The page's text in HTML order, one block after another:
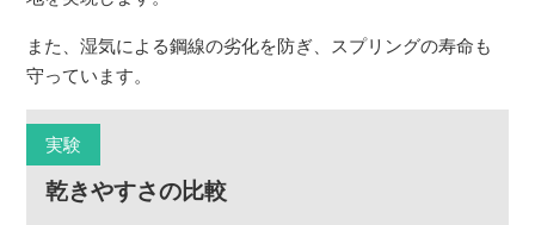
また、湿気による鋼線の劣化を防ぎ、スプリングの寿命も
守っています。
実験
乾きやすさの比較